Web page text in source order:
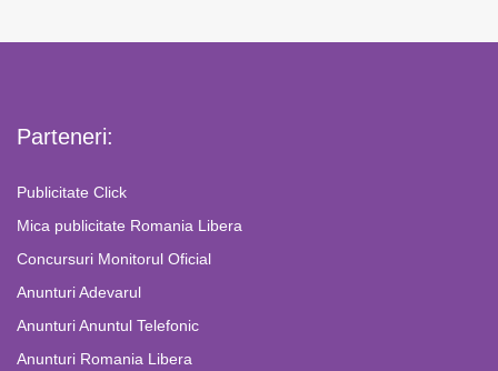
Parteneri:
Publicitate Click
Mica publicitate Romania Libera
Concursuri Monitorul Oficial
Anunturi Adevarul
Anunturi Anuntul Telefonic
Anunturi Romania Libera